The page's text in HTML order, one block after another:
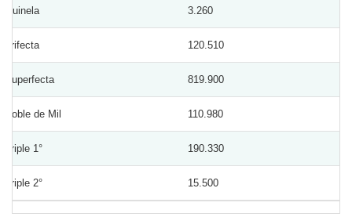
Quinela 3.260
Trifecta 120.510
Superfecta 819.900
Doble de Mil 110.980
Triple 1° 190.330
Triple 2° 15.500